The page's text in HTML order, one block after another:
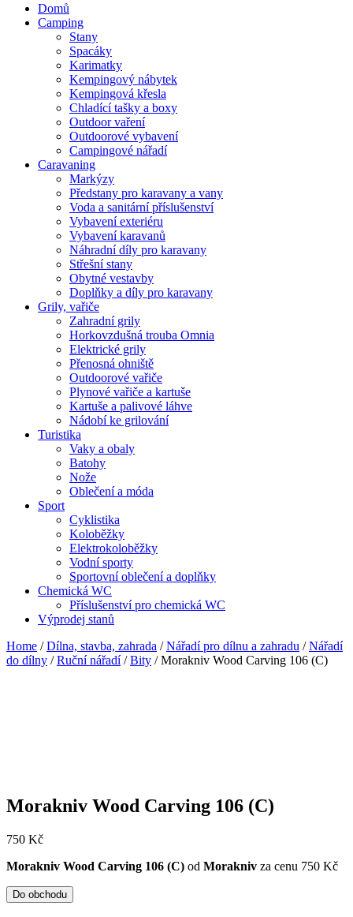
Domů
Camping
Stany
Spacáky
Karimatky
Kempingový nábytek
Kempingová křesla
Chladící tašky a boxy
Outdoor vaření
Outdoorové vybavení
Campingové nářadí
Caravaning
Markýzy
Předstany pro karavany a vany
Voda a sanitární příslušenství
Vybavení exteriéru
Vybavení karavanů
Náhradní díly pro karavany
Střešní stany
Obytné vestavby
Doplňky a díly pro karavany
Grily, vařiče
Zahradní grily
Horkovzdušná trouba Omnia
Elektrické grily
Přenosná ohniště
Outdoorové vařiče
Plynové vařiče a kartuše
Kartuše a palivové láhve
Nádobí ke grilování
Turistika
Vaky a obaly
Batohy
Nože
Oblečení a móda
Sport
Cyklistika
Koloběžky
Elektrokoloběžky
Vodní sporty
Sportovní oblečení a doplňky
Chemická WC
Příslušenství pro chemická WC
Výprodej stanů
Home /Dílna, stavba, zahrada /Nářadí pro dílnu a zahradu /Nářadí
do dílny /Ruční nářadí/Bity / Morakniv Wood Carving 106 (C)
Morakniv Wood Carving 106 (C)
750 Kč
Morakniv Wood Carving 106 (C) od Morakniv za cenu 750 Kč
Do obchodu